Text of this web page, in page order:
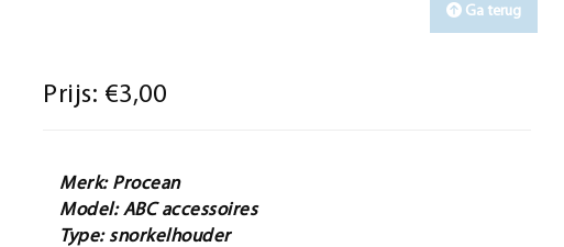
Ga terug
Prijs: €3,00
Merk: Procean
Model: ABC accessoires
Type: snorkelhouder